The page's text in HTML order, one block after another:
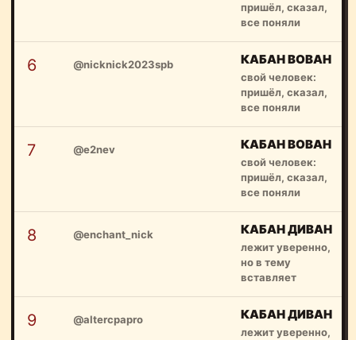
пришёл, сказал,
все поняли
6 @nicknick2023spb КАБАН ВОВАН
свой человек:
пришёл, сказал,
все поняли
7 @e2nev КАБАН ВОВАН
свой человек:
пришёл, сказал,
все поняли
8 @enchant_nick КАБАН ДИВАН
лежит уверенно,
но в тему
вставляет
9 @altercpapro КАБАН ДИВАН
лежит уверенно,